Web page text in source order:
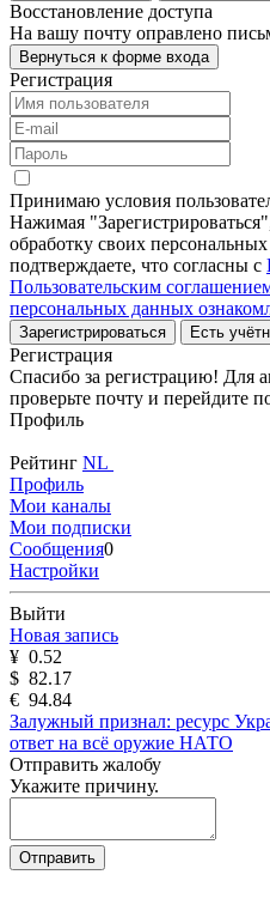
Восстановление доступа
На вашу почту оправлено
Вернуться к форме входа
Регистрация
Принимаю условия
Нажимая
обработку своих
подтверждаете, что согласны с
Пользовательским
персональных данных
Зарегистрироваться Есть
Регистрация
Спасибо за регистрацию! Для
проверьте почту и перейдите
Профиль
Рейтинг NL
Профиль
Мои каналы
Мои подписки
Сообщения0
Настройки
Выйти
Новая запись
¥ 0.52
$ 82.17
€ 94.84
Залужный признал: ресурс
ответ на всё оружие НАТО
Отправить жалобу
Укажите причину.
Отправить